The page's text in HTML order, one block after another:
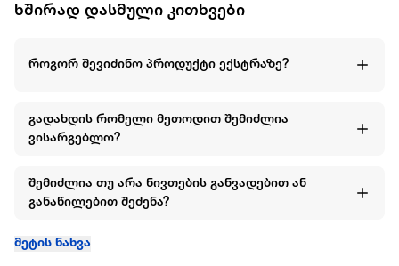
ხშირად დასმული კითხვები
როგორ შევიძინო პროდუქტი ექსტრაზე?
გადახდის რომელი მეთოდით შემიძლია
ვისარგებლო?
შემიძლია თუ არა ნივთების განვადებით ან
განაწილებით შეძენა?
მეტის ნახვა